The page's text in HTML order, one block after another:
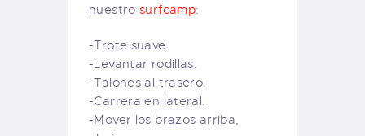
nuestrosurfcamp:
-Trote suave.
-Levantar rodillas.
-Talones al trasero.
-Carrera en lateral.
-Mover los brazos arriba,